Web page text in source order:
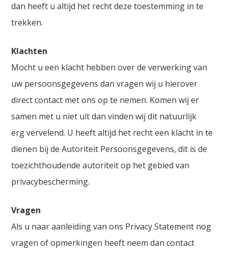
dan heeft u altijd het recht deze toestemming in te
trekken.
Klachten
Mocht u een klacht hebben over de verwerking van
uw persoonsgegevens dan vragen wij u hierover
direct contact met ons op te nemen. Komen wij er
samen met u niet uit dan vinden wij dit natuurlijk
erg vervelend. U heeft altijd het recht een klacht in te
dienen bij de Autoriteit Persoonsgegevens, dit is de
toezichthoudende autoriteit op het gebied van
privacybescherming.
Vragen
Als u naar aanleiding van ons Privacy Statement nog
vragen of opmerkingen heeft neem dan contact